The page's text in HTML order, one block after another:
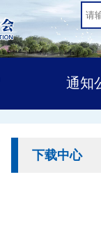
通知
下载中心